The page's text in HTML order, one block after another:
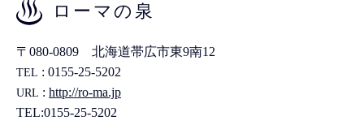
ローマの泉
〒080-0809 北海道帯広市東9南12
TEL : 0155-25-5202
URL : http://ro-ma.jp
TEL:0155-25-5202